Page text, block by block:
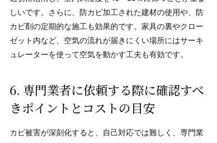
しいです。さらに、防カビ加工された建材の使用や、防
カビ剤の定期的な施工も効果的です。家具の裏やクロー
ゼット内など、空気の流れが届きにくい場所にはサーキ
ュレーターを使って空気を動かす工夫も有効です。
6. 専門業者に依頼する際に確認すべ
きポイントとコストの目安
カビ被害が深刻化すると、自己対応では難しく、専門業